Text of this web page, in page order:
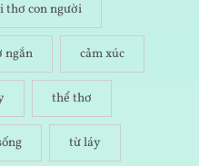
thơ con người
ngắn cảm xúc
thể thơ
từ láy